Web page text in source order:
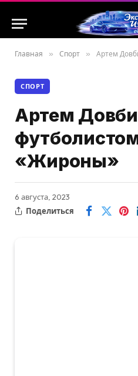
Главная » Спорт » Артем Довбик
СПОРТ
Артем
«Жироны»
6 августа, 2023
Поделиться